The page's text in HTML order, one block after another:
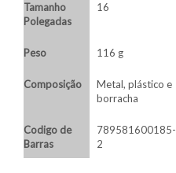
Tamanho
Polegadas
16
Peso 116 g
Composição
Metal, plástico e
borracha
Codigo de
Barras
789581600185-
2